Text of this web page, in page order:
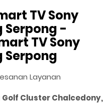
TV Sony
Serpong -
TV Sony
Serpong
Layanan
Golf Cluster Chalcedony,